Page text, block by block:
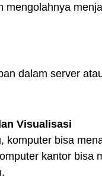
mengolahnya
dalam server
Visualisasi
komputer bisa
kantor bisa